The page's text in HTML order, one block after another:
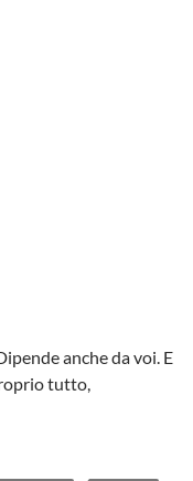
anche da voi. E
tutto,